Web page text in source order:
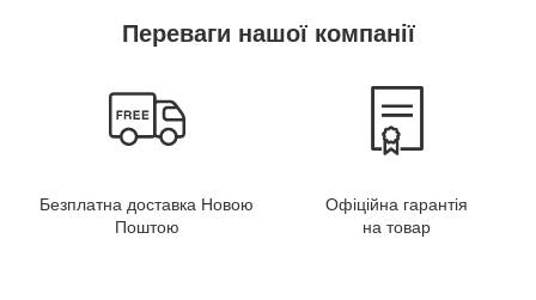
Переваги нашої компанії
Безплатна доставка Новою
Поштою
Офіційна гарантія
на товар